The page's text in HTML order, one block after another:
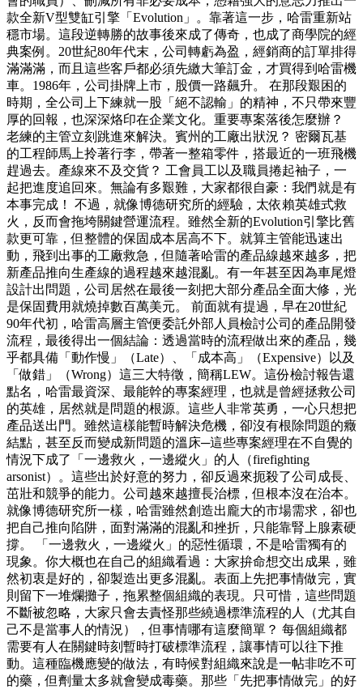
款全新V型雙缸引擎「Evolution」。靠著這一步，哈雷重新站
穩市場。這段逆轉勝的故事後來成了傳奇，也成了商學院的經
典案例。20世紀80年代末，公司轉虧為盈，經銷商的訂單排得
滿滿滿，而且這些客戶都必須先繳大筆訂金，才買得到哈雷機
車。1986年，公司掛牌上市，股價一路飆升。 在那段艱困的
時期，全公司上下練就一股「絕不認輸」的精神，不只帶來豐
厚的回報，也深深烙印在企業文化。重要專案落後怎麼辦？
老練的主管立刻跳進來解決。賓州的工廠出狀況？ 密爾瓦基
的工程師馬上拎著行李，帶著一整箱零件，搭最近的一班飛機
趕過去。產線來不及交貨？ 工會員工以及職員捲起袖子，一
起把進度追回來。無論有多艱難，大家都很自豪：我們就是有
本事完成！ 不過，就像博德研究所的經驗，太依賴英雄式救
火，反而會拖垮關鍵營運流程。雖然全新的Evolution引擎比舊
款更可靠，但整體的保固成本居高不下。就算主管能迅速出
動，飛到出事的工廠救急，但隨著哈雷的產品線越來越多，把
新產品推向生產線的過程越來越混亂。有一年甚至因為車尾燈
設計出問題，公司居然在最後一刻把大部分產品全面大修，光
是保固費用就燒掉數百萬美元。 前面就有提過，早在20世紀
90年代初，哈雷高層主管便委託外部人員檢討公司的產品開發
流程，最後得出一個結論：透過當時的流程做出來的產品，幾
乎都具備「動作慢」（Late）、「成本高」（Expensive）以及
「做錯」（Wrong）這三大特徵，簡稱LEW。這份檢討報告還
點名，哈雷最資深、最能幹的專案經理，也就是曾經拯救公司
的英雄，居然就是問題的根源。這些人非常英勇，一心只想把
產品送出門。雖然這樣能暫時解決危機，卻沒有根除問題的癥
結點，甚至反而變成新問題的溫床─這些專案經理在不自覺的
情況下成了「一邊救火，一邊縱火」的人（firefighting
arsonist）。這些出於好意的努力，卻反過來扼殺了公司成長、
茁壯和競爭的能力。公司越來越擅長治標，但根本沒在治本。
就像博德研究所一樣，哈雷雖然創造出龐大的市場需求，卻也
把自己推向陷阱，面對滿滿的混亂和挫折，只能靠腎上腺素硬
撐。 「一邊救火，一邊縱火」的惡性循環，不是哈雷獨有的
現象。你大概也在自己的組織看過：大家拚命想交出成果，雖
然初衷是好的，卻製造出更多混亂。表面上先把事情做完，實
則留下一堆爛攤子，拖累整個組織的表現。只可惜，這些問題
不斷被忽略，大家只會去責怪那些繞過標準流程的人（尤其自
己不是當事人的情況），但事情哪有這麼簡單？ 每個組織都
需要有人在關鍵時刻暫時打破標準流程，讓事情可以往下推
動。這種臨機應變的做法，有時候對組織來說是一帖非吃不可
的藥，但劑量太多就會變成毒藥。那些「先把事情做完」的好